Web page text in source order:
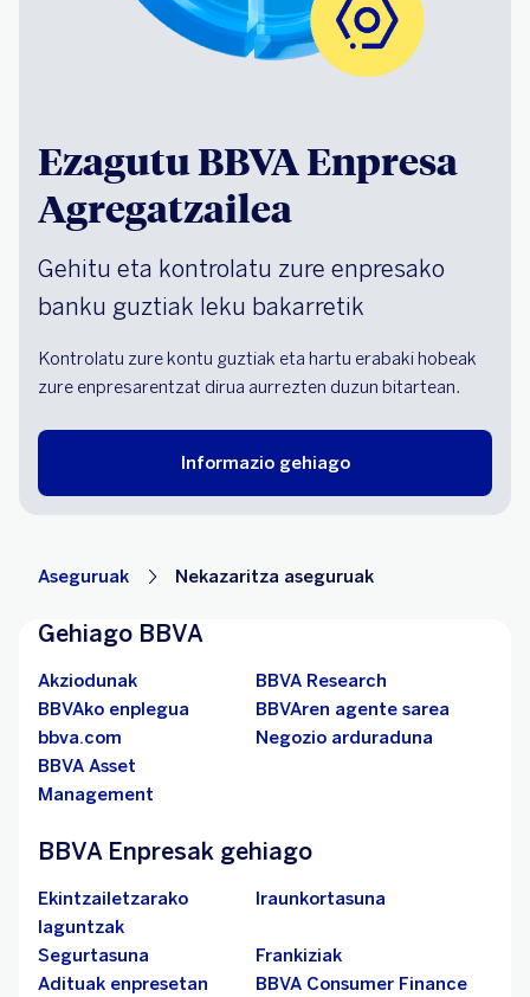
Ezagutu BBVA Enpresa
Agregatzailea
Gehitu eta kontrolatu zure enpresako
banku guztiak leku bakarretik
Kontrolatu zure kontu guztiak eta hartu erabaki hobeak
zure enpresarentzat dirua aurrezten duzun bitartean.
Informazio gehiago
Aseguruak Nekazaritza aseguruak
Gehiago BBVA
Akziodunak
BBVA Research
BBVAko enplegua
BBVAren agente sarea
bbva.com
Negozio arduraduna
BBVA Asset
Management
BBVA Enpresak gehiago
Ekintzailetzarako
laguntzak
Iraunkortasuna
Segurtasuna
Frankiziak
Adituak enpresetan
BBVA Consumer Finance